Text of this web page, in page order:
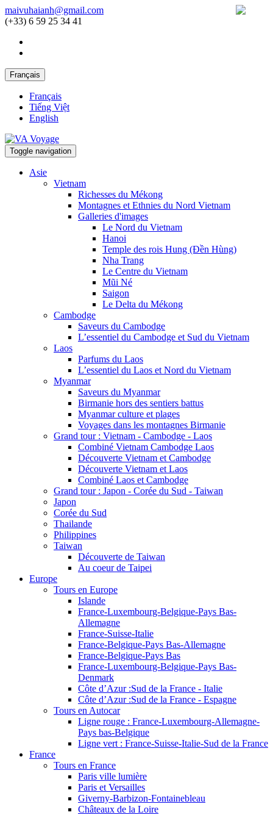
maivuhaianh@gmail.com
(+33) 6 59 25 34 41
Français
Français
Tiếng Việt
English
Toggle navigation
Asie
Vietnam
Richesses du Mékong
Montagnes et Ethnies du Nord Vietnam
Galleries d'images
Le Nord du Vietnam
Hanoi
Temple des rois Hung (Đền Hùng)
Nha Trang
Le Centre du Vietnam
Mũi Né
Saigon
Le Delta du Mékong
Cambodge
Saveurs du Cambodge
L’essentiel du Cambodge et Sud du Vietnam
Laos
Parfums du Laos
L’essentiel du Laos et Nord du Vietnam
Myanmar
Saveurs du Myanmar
Birmanie hors des sentiers battus
Myanmar culture et plages
Voyages dans les montagnes Birmanie
Grand tour : Vietnam - Cambodge - Laos
Combiné Vietnam Cambodge Laos
Découverte Vietnam et Cambodge
Découverte Vietnam et Laos
Combiné Laos et Cambodge
Grand tour : Japon - Corée du Sud - Taiwan
Japon
Corée du Sud
Thailande
Philippines
Taiwan
Découverte de Taiwan
Au coeur de Taipei
Europe
Tours en Europe
Islande
France-Luxembourg-Belgique-Pays Bas-
Allemagne
France-Suisse-Italie
France-Belgique-Pays Bas-Allemagne
France-Belgique-Pays Bas
France-Luxembourg-Belgique-Pays Bas-
Denmark
Côte d’Azur :Sud de la France - Italie
Côte d’Azur :Sud de la France - Espagne
Tours en Autocar
Ligne rouge : France-Luxembourg-Allemagne-
Pays bas-Belgique
Ligne vert : France-Suisse-Italie-Sud de la France
France
Tours en France
Paris ville lumière
Paris et Versailles
Giverny-Barbizon-Fontainebleau
Châteaux de la Loire